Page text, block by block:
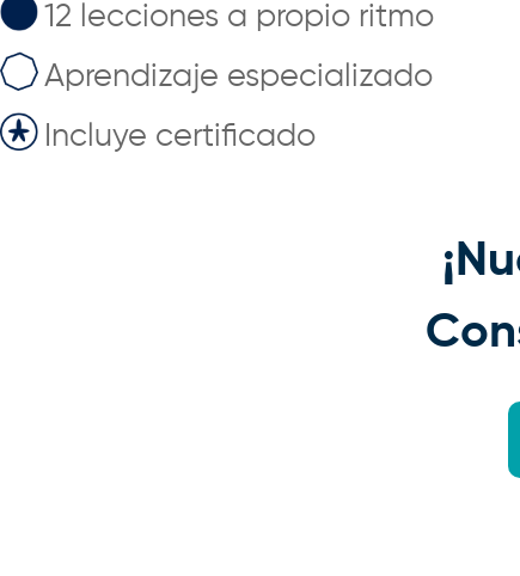
12 lecciones a propio ritmo
Aprendizaje especializado
Incluye certificado